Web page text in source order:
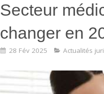
Secteur
changer en
28 Fév 2025 Actualités